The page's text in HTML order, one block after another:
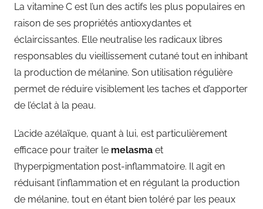
La vitamine C est l’un des actifs les plus populaires en
raison de ses propriétés antioxydantes et
éclaircissantes. Elle neutralise les radicaux libres
responsables du vieillissement cutané tout en inhibant
la production de mélanine. Son utilisation régulière
permet de réduire visiblement les taches et d’apporter
de l’éclat à la peau.
L’acide azélaïque, quant à lui, est particulièrement
efficace pour traiter le melasma et
l’hyperpigmentation post-inflammatoire. Il agit en
réduisant l’inflammation et en régulant la production
de mélanine, tout en étant bien toléré par les peaux